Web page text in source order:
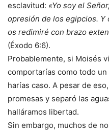
esclavitud: «Yo soy el
opresión de los egipcios.
os redimiré con brazo
(Éxodo 6:6).
Probablemente, si Moisés
comportarías como todo
harías caso. A pesar de
promesas y separó las
halláramos libertad.
Sin embargo, muchos de